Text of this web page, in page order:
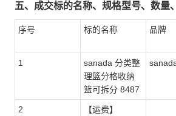
五、成交标的名称、规格型号、数量
序号 标的名称 品牌
1
sanada 分类整
理篮分格收纳
篮可拆分 8487
2 【运费】